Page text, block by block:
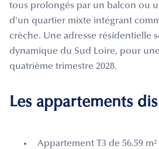
tous prolongés par un balcon ou
d'un quartier mixte intégrant
crèche. Une adresse résidentielle
dynamique du Sud Loire, pour
quatrième trimestre 2028.
Les appartements
Appartement T3 de 56.59 m²